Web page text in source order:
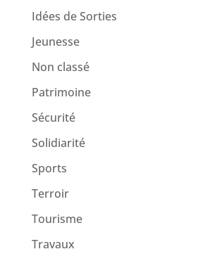
Idées de Sorties
Jeunesse
Non classé
Patrimoine
Sécurité
Solidiarité
Sports
Terroir
Tourisme
Travaux